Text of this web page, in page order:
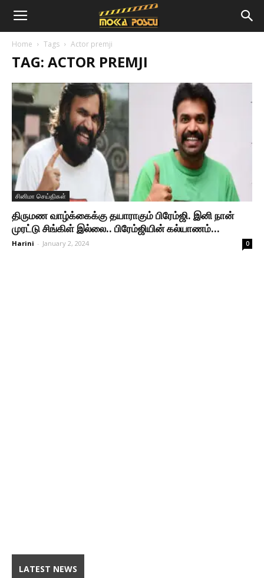
Home Tags Actor premji
TAG: ACTOR PREMJI
சினிமா செய்திகள்
திருமண வாழ்க்கைக்கு தயாராகும் பிரேம்ஜி. இனி நான்
முரட்டு சிங்கிள் இல்லை.. பிரேம்ஜியின் கல்யாணம்...
Harini - January 2, 2024 0
LATEST NEWS